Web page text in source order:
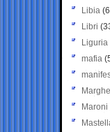
Libia
Libri
Liguria
mafia
Maroni